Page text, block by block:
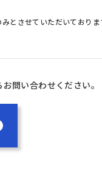
とさせていただいておりま
問い合わせください。